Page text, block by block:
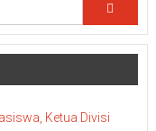
Ketua Divisi